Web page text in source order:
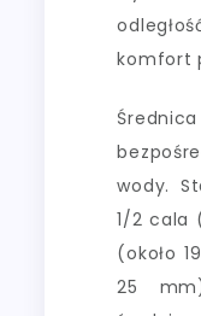
komfort
wody.
1/2 cala
(około
25